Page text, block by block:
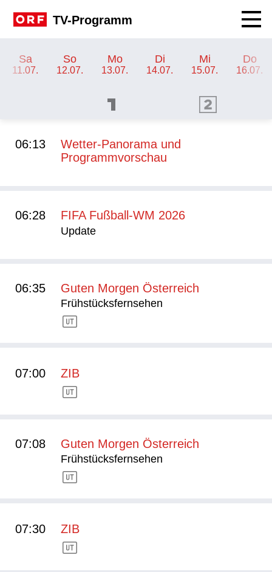
TV-Programm
Sa
11.07.
So
12.07.
Mo
13.07.
Di
14.07.
Mi
15.07.
Do
16.07.
ORF 2 Programm
06:13
Wetter-Panorama und
Programmvorschau
06:28 FIFA Fußball-WM 2026
Update
06:35 Guten Morgen Österreich
Frühstücksfernsehen
07:00 ZIB
07:08 Guten Morgen Österreich
Frühstücksfernsehen
07:30 ZIB